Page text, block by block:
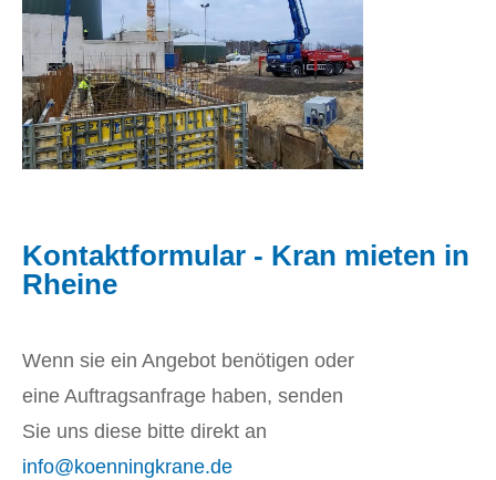
Kontaktformular - Kran mieten in
Rheine
Wenn sie ein Angebot benötigen oder
eine Auftragsanfrage haben, senden
Sie uns diese bitte direkt an
info@koenningkrane.de